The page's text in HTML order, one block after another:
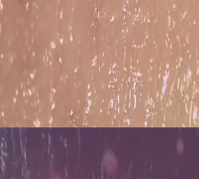
Podczerwień Vein Finder
Cyfrowy analizator skóry
Kolorowy ultrasonograf dopplerowski
Sprzęt ochrony osobistej PPE
Digital Video Otoskop
Micro Derma Pen